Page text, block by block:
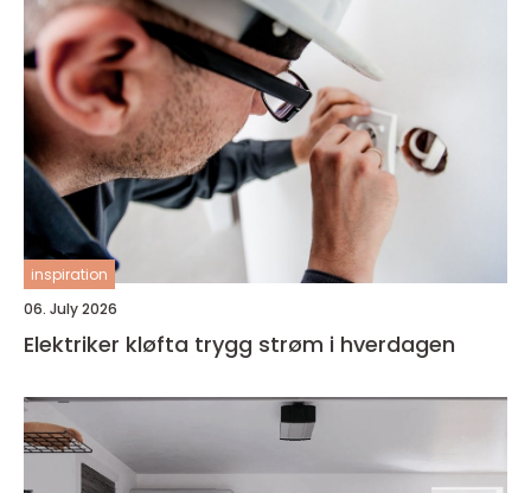
inspiration
06. July 2026
Elektriker kløfta trygg strøm i hverdagen